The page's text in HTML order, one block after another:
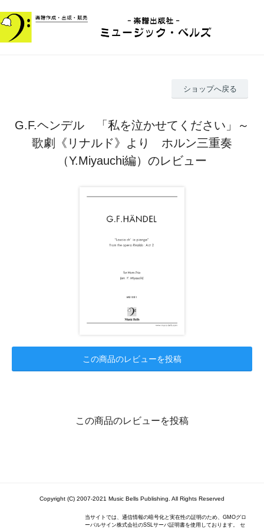
ショップへ戻る
G.F.ヘンデル 「私を泣かせてください」～
歌劇《リナルド》より ホルン三重奏
（Y.Miyauchi編）のレビュー
この商品のレビューを投稿
この商品のレビューを投稿
Copyright (C) 2007-2021 Music Bells Publishing. All Rights Reserved
当サイトでは、通信情報の暗号化と実在性の証明のため、GMOグロ
ーバルサイン株式会社のSSLサーバ証明書を使用しております。 セ